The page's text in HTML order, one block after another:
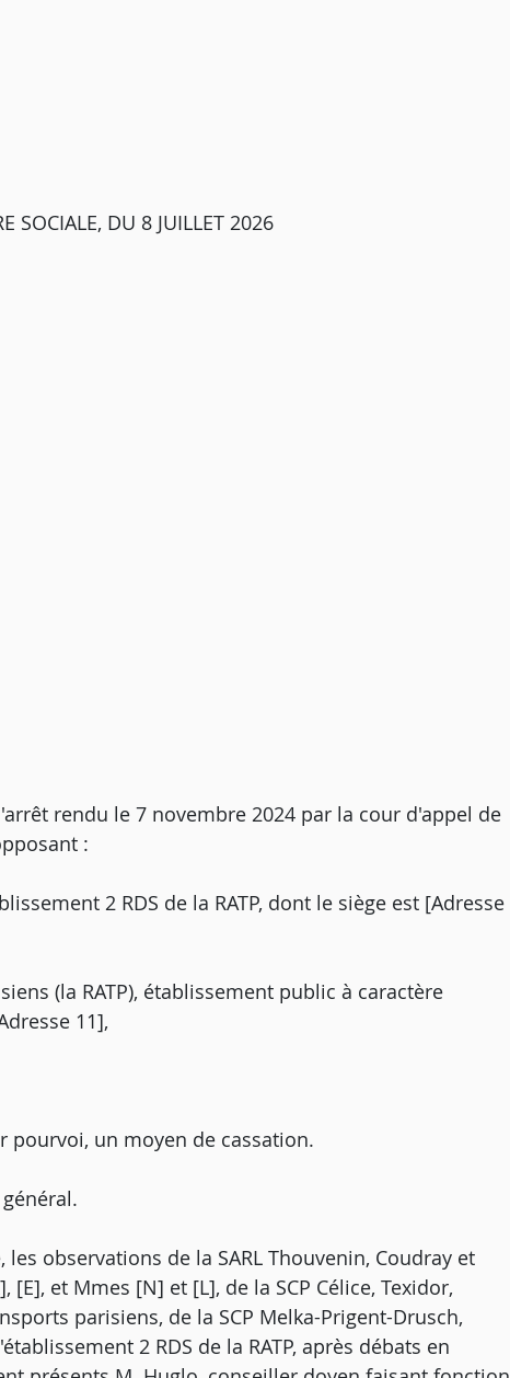
SOCIALE, DU 8 JUILLET 2026
rendu le 7 novembre 2024 par la cour d'appel de
:
2 RDS de la RATP, dont le siège est [Adresse
(la RATP), établissement public à caractère
11],
pourvoi, un moyen de cassation.
observations de la SARL Thouvenin, Coudray et
[E], et Mmes [N] et [L], de la SCP Célice, Texidor,
parisiens, de la SCP Melka-Prigent-Drusch,
2 RDS de la RATP, après débats en